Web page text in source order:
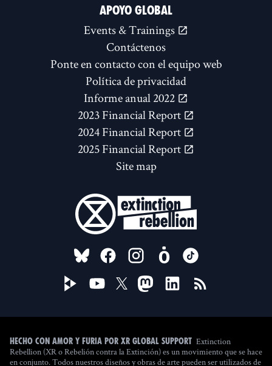
APOYO GLOBAL
Events & Trainings
Contáctenos
Ponte en contacto con el equipo web
Política de privacidad
Informe anual 2022
2023 Financial Report
2024 Financial Report
2025 Financial Report
Site map
FOLLOW US ON
Hecho con amor y furia por XR Global Support Extinction
Rebellion (XR o Rebelión contra la Extinción) es un movimiento que se hace
en conjunto. Todos nuestros diseños y obras de arte pueden ser utilizados de